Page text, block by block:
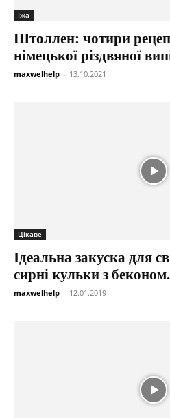
Їжа
Штоллен: чотири
німецької різдвяної
maxwelhelp - 13.10.2021
Цікаве
Ідеальна закуска для
сирні кульки з беконом.
maxwelhelp - 12.01.2019